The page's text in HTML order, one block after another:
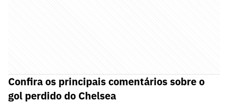
Confira os principais comentários sobre o
gol perdido do Chelsea